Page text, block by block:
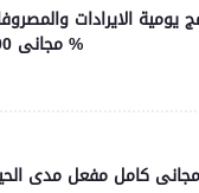
يومية الايرادات
مجانى 100 %
كامل مفعل مدى